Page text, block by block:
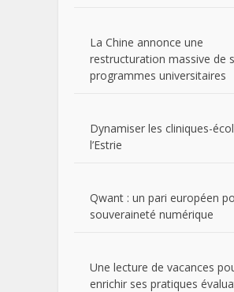
La Chine annonce une
restructuration massive de
programmes universitaires
Dynamiser les cliniques-
l’Estrie
Qwant : un pari européen
souveraineté numérique
Une lecture de vacances
enrichir ses pratiques